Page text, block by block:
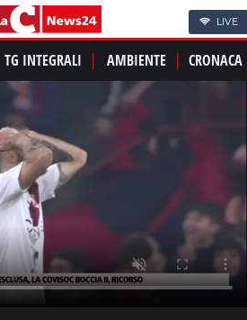
LIVE
TG INTEGRALI AMBIENTE CRONACA